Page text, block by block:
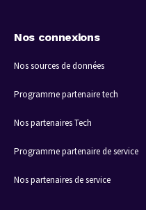
Nos connexions
Nos sources de données
Programme partenaire tech
Nos partenaires Tech
Programme partenaire de service
Nos partenaires de service